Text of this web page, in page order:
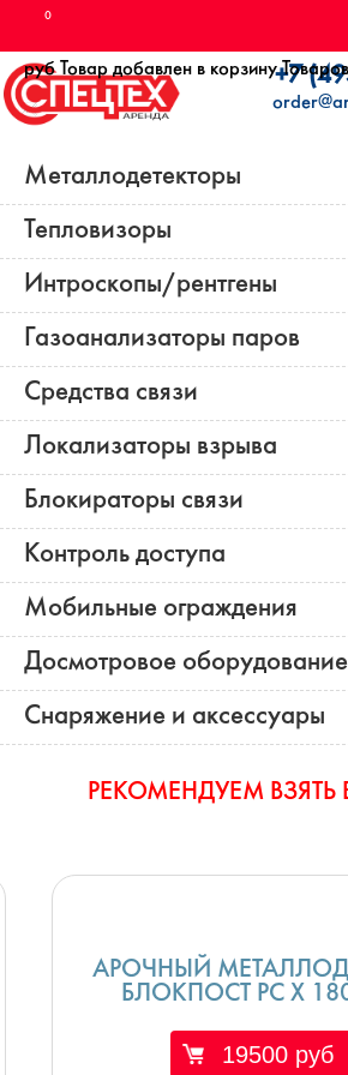
0
руб Товар добавлен в корзину+7
Металлодетекторы
Тепловизоры
Интроскопы/рентгены
Газоанализаторы паров
Средства связи
Локализаторы взрыва
Блокираторы связи
Контроль доступа
Мобильные ограждения
Досмотровое оборудование
Снаряжение и аксессуары
РЕКОМЕНДУЕМ ВЗЯТЬ
АРОЧНЫЙ
БЛОКПОСТ РС Х
19500 руб